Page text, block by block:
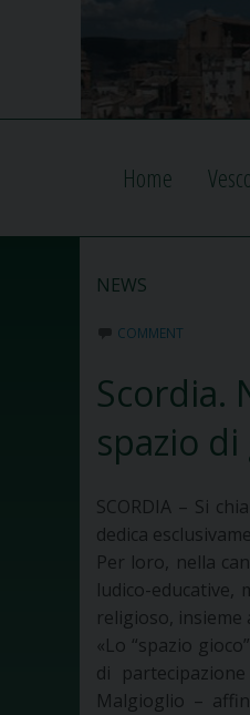
Home
NEWS
COMMENT
Scordia.
spazio
SCORDIA – Si
dedica
Per loro, nella
ludico-
religioso,
«Lo “spazio
di
Malgioglio –